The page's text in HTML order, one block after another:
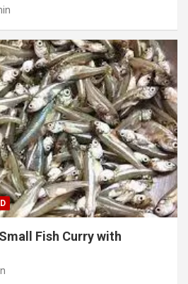
Fish Curry with